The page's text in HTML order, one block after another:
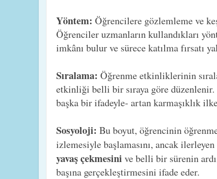
Yöntem: Öğrencilere gözlemleme ve
Öğrenciler uzmanların kullandıkları
imkânı bulur ve sürece katılma fırsatı
Sıralama: Öğrenme etkinliklerinin
etkinliği belli bir sıraya göre düzenlenir.
başka bir ifadeyle- artan karmaşıklık
Sosyoloji: Bu boyut, öğrencinin
izlemesiyle başlamasını, ancak
yavaş çekmesini ve belli bir sürenin
başına gerçekleştirmesini ifade eder.